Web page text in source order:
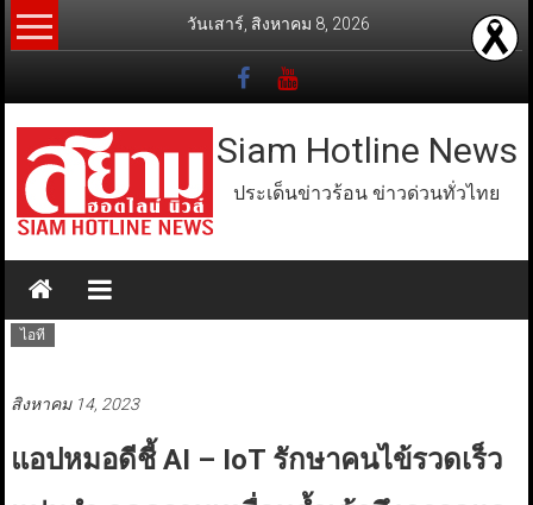
Skip
to
วันเสาร์, สิงหาคม 8, 2026
Siam Hotline News
ประเด็นข่าวร้อน ข่าวด่วนทั่วไทย
ไอที
สิงหาคม 14, 2023
แอปหมอดีชี้ AI – IoT รักษาคนไข้รวดเร็ว